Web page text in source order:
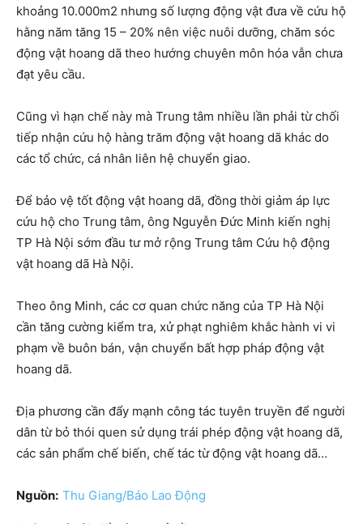
khoảng 10.000m2 nhưng số lượng động vật đưa về cứu hộ
hằng năm tăng 15 – 20% nên việc nuôi dưỡng, chăm sóc
động vật hoang dã theo hướng chuyên môn hóa vẫn chưa
đạt yêu cầu.
Cũng vì hạn chế này mà Trung tâm nhiều lần phải từ chối
tiếp nhận cứu hộ hàng trăm động vật hoang dã khác do
các tổ chức, cá nhân liên hệ chuyển giao.
Để bảo vệ tốt động vật hoang dã, đồng thời giảm áp lực
cứu hộ cho Trung tâm, ông Nguyễn Đức Minh kiến nghị
TP Hà Nội sớm đầu tư mở rộng Trung tâm Cứu hộ động
vật hoang dã Hà Nội.
Theo ông Minh, các cơ quan chức năng của TP Hà Nội
cần tăng cường kiểm tra, xử phạt nghiêm khắc hành vi vi
phạm về buôn bán, vận chuyển bất hợp pháp động vật
hoang dã.
Địa phương cần đẩy mạnh công tác tuyên truyền để người
dân từ bỏ thói quen sử dụng trái phép động vật hoang dã,
các sản phẩm chế biến, chế tác từ động vật hoang dã…
Nguồn: Thu Giang/Báo Lao Động